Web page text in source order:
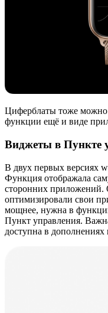
Циферблаты тоже можно
функции ещё и виде
Виджеты в Пункте
В двух первых версиях
Функция отображала
сторонних приложений.
оптимизировали свои
мощнее, нужна в
Пункт управления.
доступна в